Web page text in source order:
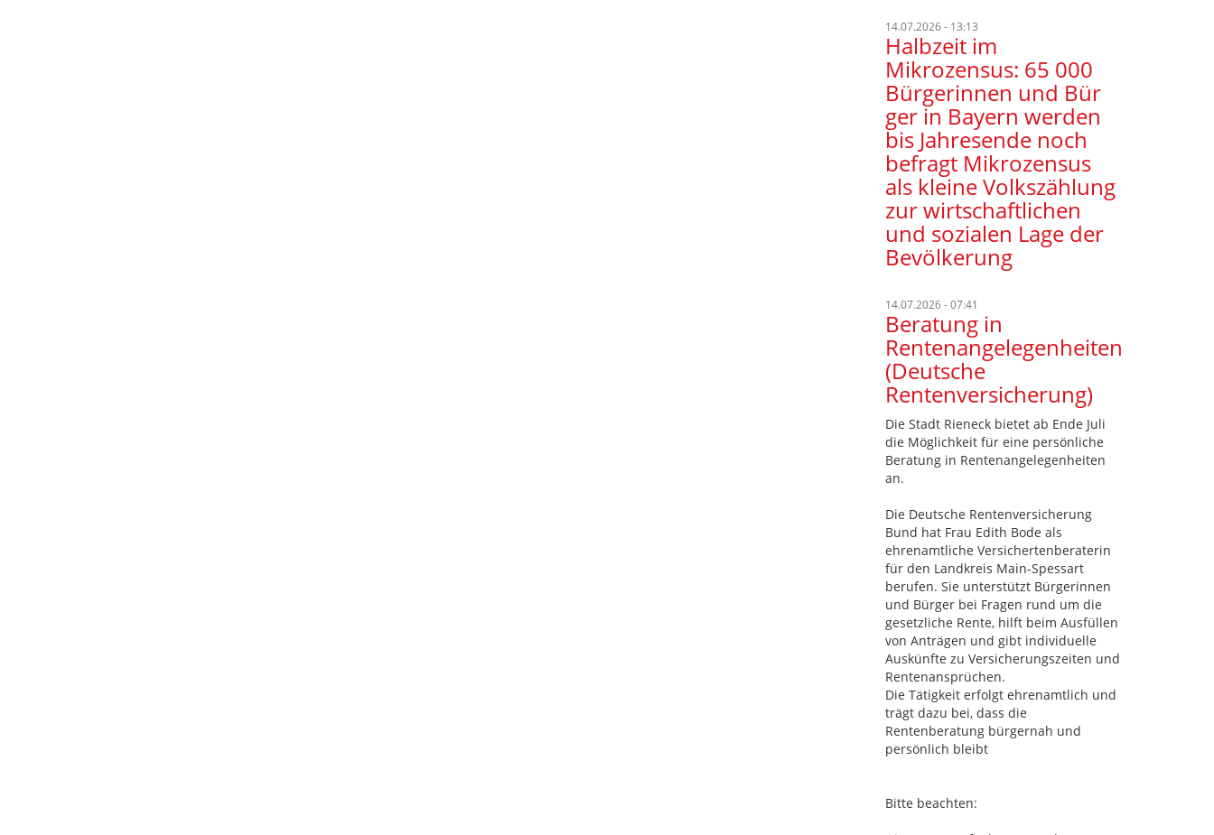
14.07.2026 - 13:13
Halbzeit im
Mikrozensus: 65 000
Bürgerinnen und Bür
ger in Bayern werden
bis Jahresende noch
befragt Mikrozensus
als kleine Volkszählung
zur wirtschaftlichen
und sozialen Lage der
Bevölkerung
14.07.2026 - 07:41
Beratung in
Rentenangelegenheiten
(Deutsche
Rentenversicherung)
Die Stadt Rieneck bietet ab Ende Juli
die Möglichkeit für eine persönliche
Beratung in Rentenangelegenheiten
an.
Die Deutsche Rentenversicherung
Bund hat Frau Edith Bode als
ehrenamtliche Versichertenberaterin
für den Landkreis Main-Spessart
berufen. Sie unterstützt Bürgerinnen
und Bürger bei Fragen rund um die
gesetzliche Rente, hilft beim Ausfüllen
von Anträgen und gibt individuelle
Auskünfte zu Versicherungszeiten und
Rentenansprüchen.
Die Tätigkeit erfolgt ehrenamtlich und
trägt dazu bei, dass die
Rentenberatung bürgernah und
persönlich bleibt
Bitte beachten: